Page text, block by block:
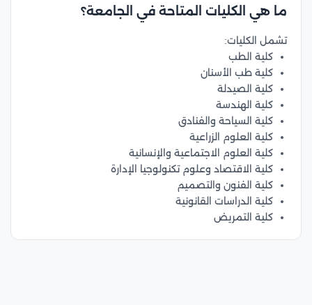
ما هي الكليات المتاحة في الجامعة؟
تشمل الكليات:
كلية الطب
كلية طب الأسنان
كلية الصيدلة
كلية الهندسة
كلية السياحة والفنادق
كلية العلوم الزراعية
كلية العلوم الاجتماعية والإنسانية
كلية الاقتصاد وعلوم تكنولوجيا الإدارة
كلية الفنون والتصميم
كلية الدراسات القانونية
كلية التمريض